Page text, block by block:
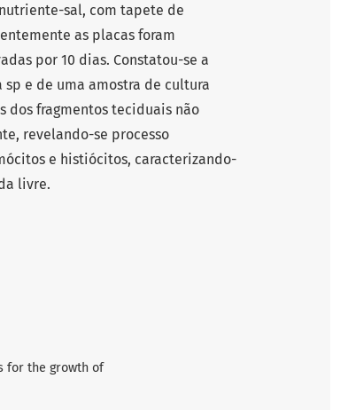
sal, com tapete de
as placas foram
por 10 dias. Constatou-se a
e de uma amostra de cultura
dos fragmentos teciduais não
revelando-se processo
e histiócitos, caracterizando-
livre.
for the growth of